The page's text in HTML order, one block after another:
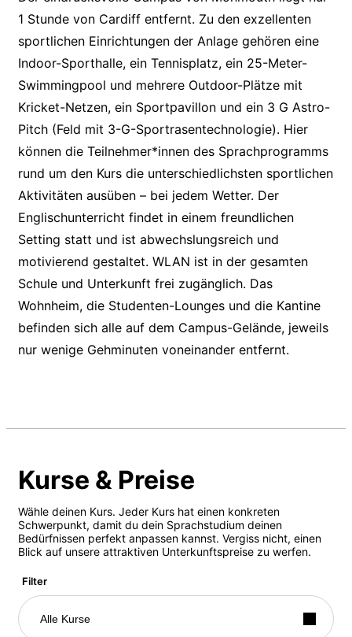
1 Stunde von Cardiff entfernt. Zu den exzellenten
sportlichen Einrichtungen der Anlage gehören eine
Indoor-Sporthalle, ein Tennisplatz, ein 25-Meter-
Swimmingpool und mehrere Outdoor-Plätze mit
Kricket-Netzen, ein Sportpavillon und ein 3 G Astro-
Pitch (Feld mit 3-G-Sportrasentechnologie). Hier
können die Teilnehmer*innen des Sprachprogramms
rund um den Kurs die unterschiedlichsten sportlichen
Aktivitäten ausüben – bei jedem Wetter. Der
Englischunterricht findet in einem freundlichen
Setting statt und ist abwechslungsreich und
motivierend gestaltet. WLAN ist in der gesamten
Schule und Unterkunft frei zugänglich. Das
Wohnheim, die Studenten-Lounges und die Kantine
befinden sich alle auf dem Campus-Gelände, jeweils
nur wenige Gehminuten voneinander entfernt.
Kurse & Preise
Wähle deinen Kurs. Jeder Kurs hat einen konkreten
Schwerpunkt, damit du dein Sprachstudium deinen
Bedürfnissen perfekt anpassen kannst. Vergiss nicht, einen
Blick auf unsere attraktiven Unterkunftspreise zu werfen.
Filter
Alle Kurse